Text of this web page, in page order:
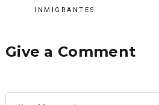
INMIGRANTES
Give a Comment